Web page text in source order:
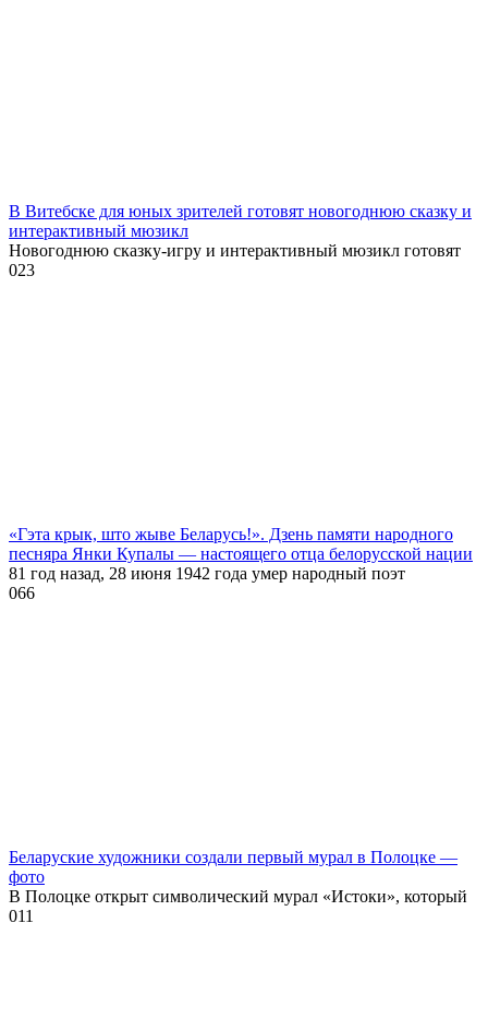
В Витебске для юных зрителей готовят новогоднюю сказку и
интерактивный мюзикл
Новогоднюю сказку-игру и интерактивный мюзикл готовят
023
«Гэта крык, што жыве Беларусь!». Дзень памяти народного
песняра Янки Купалы — настоящего отца белорусской нации
81 год назад, 28 июня 1942 года умер народный поэт
066
Беларуские художники создали первый мурал в Полоцке —
фото
В Полоцке открыт символический мурал «Истоки», который
011